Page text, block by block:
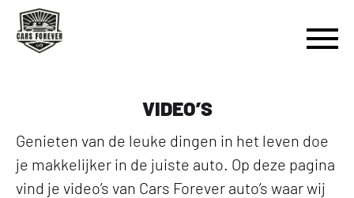
VIDEO’S
Genieten van de leuke dingen in het leven doe
je makkelijker in de juiste auto. Op deze pagina
vind je video’s van Cars Forever auto’s waar wij